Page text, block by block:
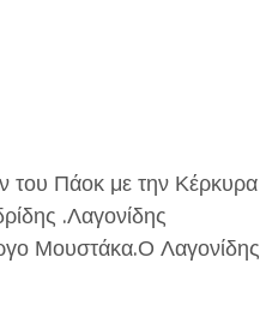
του Πάοκ με την Κέρκυρα
.Λαγονίδης
Μουστάκα.Ο Λαγονίδης